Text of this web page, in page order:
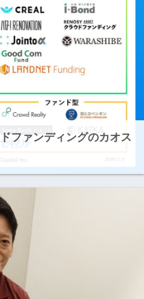
ファンディングのカオス